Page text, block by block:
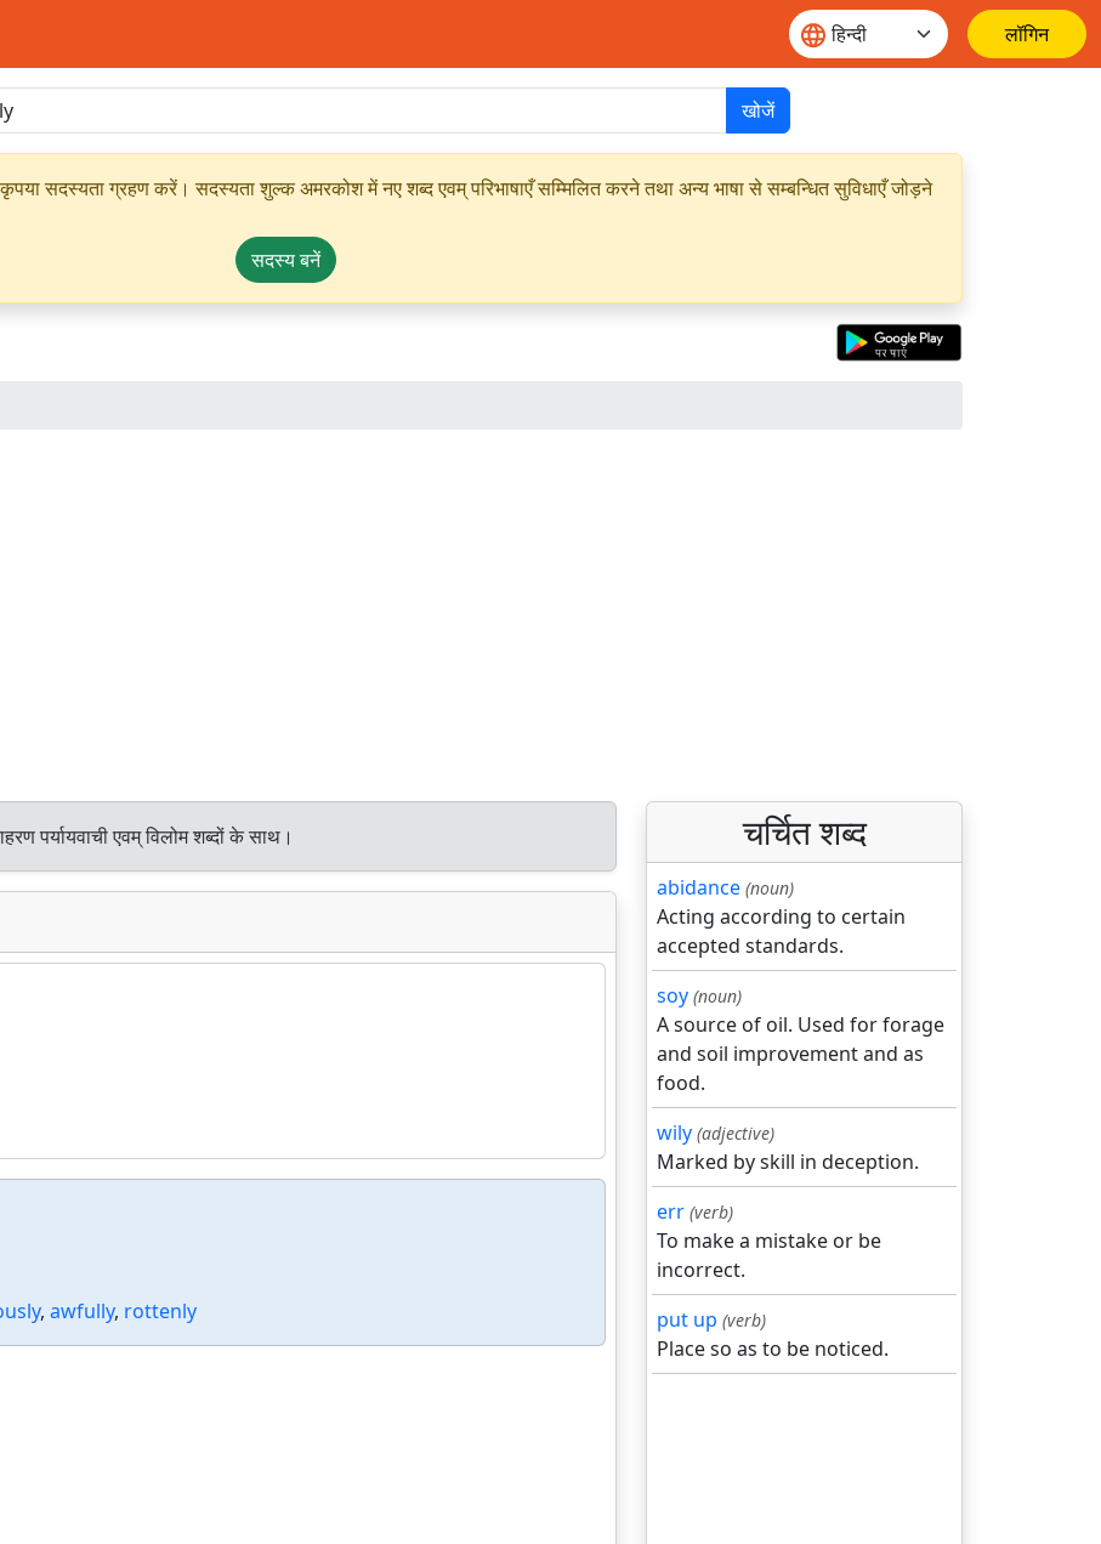
लॉगिन
खोजें
कृपया सदस्यता ग्रहण करें। सदस्यता शुल्क अमरकोश में नए शब्द एवम् परिभाषाएँ सम्मिलित करने तथा अन्य भाषा से सम्बन्धित सुविधाएँ जोड़ने
सदस्य बनें
पर्यायवाची एवम् विलोम शब्दों के साथ।
, awfully, rottenly
चर्चित शब्द
abidance (noun)
Acting according to certain
accepted standards.
soy (noun)
A source of oil. Used for forage
and soil improvement and as
food.
wily (adjective)
Marked by skill in deception.
err (verb)
To make a mistake or be
incorrect.
put up (verb)
Place so as to be noticed.